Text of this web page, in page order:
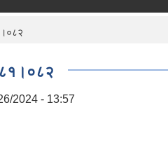
2024 - 13:57